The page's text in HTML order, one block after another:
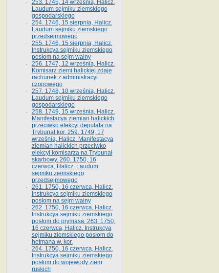
253. 1745, 14 września, Halicz.
Laudum sejmiku ziemskiego
gospodarskiego
254. 1746, 15 sierpnia, Halicz.
Laudum sejmiku ziemskiego
przedsejmowego
255. 1746, 15 sierpnia, Halicz.
Instrukcya sejmiku ziemskiego
posłom na sejm walny
256. 1747, 12 września, Halicz.
Komisarz ziemi halickiej zdaje
rachunek z administracyi
czopowego
257. 1748, 10 września, Halicz.
Laudum sejmiku ziemskiego
gospodarskiego
258. 1749, 15 września, Halicz.
Manifestacya ziemian halickich
przeciwko elekcyi deputata na
Trybunał kor. 259. 1749, 17
września, Halicz. Manifestacya
ziemian halickich przeciwko
elekcyi komisarza na Trybunał
skarbowy. 260. 1750, 16
czerwca, Halicz. Laudum
sejmiku ziemskiego
przedsejmowego
261. 1750, 16 czerwca, Halicz.
Instrukcya sejmiku ziemskiego
posłom na sejm walny
262. 1750, 16 czerwca, Halicz.
Instrukcya sejmiku ziemskiego
posłom do prymasa. 263. 1750,
16 czerwca, Halicz. Instrukcya
sejmiku ziemskiego posłom do
hetmana w. kor.
264. 1750, 16 czerwca, Halicz.
Instrukcya sejmiku ziemskiego
posłom do wojewody ziem
ruskich